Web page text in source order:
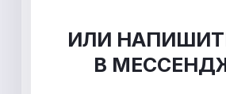
ИЛИ
В